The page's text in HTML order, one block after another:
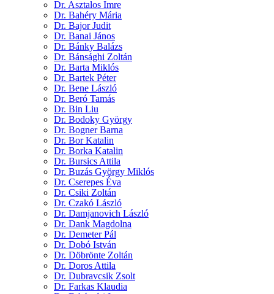
Dr. Asztalos Imre
Dr. Bahéry Mária
Dr. Bajor Judit
Dr. Banai János
Dr. Bánky Balázs
Dr. Bánsághi Zoltán
Dr. Barta Miklós
Dr. Bartek Péter
Dr. Bene László
Dr. Beró Tamás
Dr. Bin Liu
Dr. Bodoky György
Dr. Bogner Barna
Dr. Bor Katalin
Dr. Borka Katalin
Dr. Bursics Attila
Dr. Buzás György Miklós
Dr. Cserepes Éva
Dr. Csiki Zoltán
Dr. Czakó László
Dr. Damjanovich László
Dr. Dank Magdolna
Dr. Demeter Pál
Dr. Dobó István
Dr. Döbrönte Zoltán
Dr. Doros Attila
Dr. Dubravcsik Zsolt
Dr. Farkas Klaudia